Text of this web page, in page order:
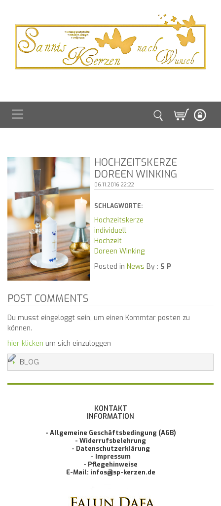
HOCHZEITSKERZE
DOREEN WINKING
06.11.2016 22:22
SCHLAGWORTE:
Hochzeitskerze
individuell
Hochzeit
Doreen Winking
Posted in News By : S P
POST COMMENTS
Du musst eingeloggt sein, um einen Kommtar posten zu
können.
hier klicken um sich einzuloggen
BLOG
KONTAKT
INFORMATION
- Allgemeine Geschäftsbedingung (AGB)
- Widerrufsbelehrung
- Datenschutzerklärung
- Impressum
- Pflegehinweise
E-Mail: infos@sp-kerzen.de